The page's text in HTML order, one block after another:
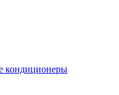
кондиционеры